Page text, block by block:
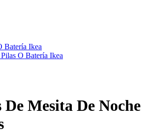
O Batería Ikea
Mesita De Noche